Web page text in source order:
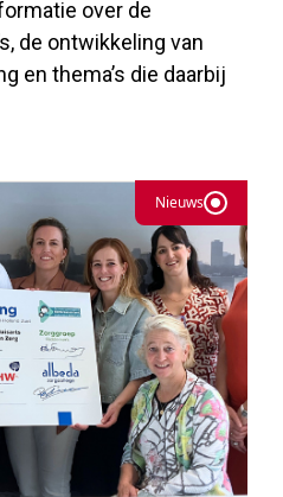
over de
de ontwikkeling van
en thema’s die daarbij
Nieuws